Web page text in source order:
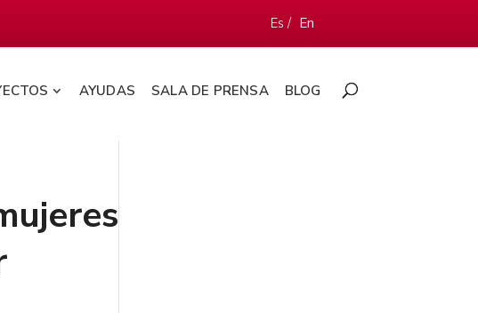
Es / En
AYUDAS SALA DE PRENSA BLOG